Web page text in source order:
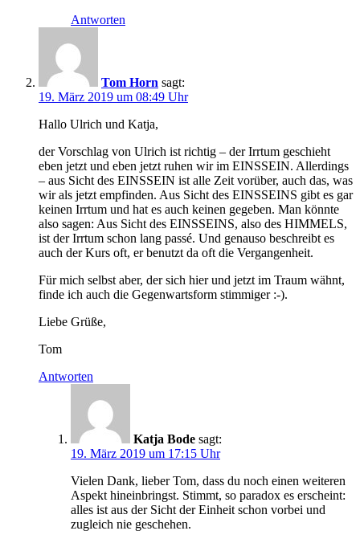
Antworten
Tom Horn sagt:
19. März 2019 um 08:49 Uhr
Hallo Ulrich und Katja,
der Vorschlag von Ulrich ist richtig – der Irrtum geschieht
eben jetzt und eben jetzt ruhen wir im EINSSEIN. Allerdings
– aus Sicht des EINSSEIN ist alle Zeit vorüber, auch das, was
wir als jetzt empfinden. Aus Sicht des EINSSEINS gibt es gar
keinen Irrtum und hat es auch keinen gegeben. Man könnte
also sagen: Aus Sicht des EINSSEINS, also des HIMMELS,
ist der Irrtum schon lang passé. Und genauso beschreibt es
auch der Kurs oft, er benutzt da oft die Vergangenheit.
Für mich selbst aber, der sich hier und jetzt im Traum wähnt,
finde ich auch die Gegenwartsform stimmiger :-).
Liebe Grüße,
Tom
Antworten
Katja Bode sagt:
19. März 2019 um 17:15 Uhr
Vielen Dank, lieber Tom, dass du noch einen weiteren
Aspekt hineinbringst. Stimmt, so paradox es erscheint:
alles ist aus der Sicht der Einheit schon vorbei und
zugleich nie geschehen.